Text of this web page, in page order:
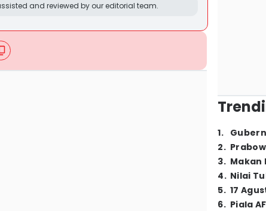
and reviewed by our editorial team.
1.
2.
3. Makan
4. Nilai
5. 17
6. Piala